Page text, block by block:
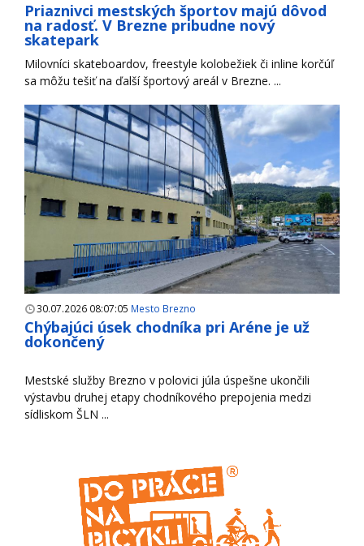
Priaznivci mestských športov majú dôvod
na radosť. V Brezne pribudne nový
skatepark
Milovníci skateboardov, freestyle kolobežiek či inline korčúľ
sa môžu tešiť na ďalší športový areál v Brezne. ...
30.07.2026 08:07:05 Mesto Brezno
Chýbajúci úsek chodníka pri Aréne je už
dokončený
Mestské služby Brezno v polovici júla úspešne ukončili
výstavbu druhej etapy chodníkového prepojenia medzi
sídliskom ŠLN ...